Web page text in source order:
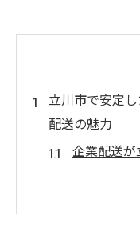
立川市で安定
配送の魅力
企業配送が
軽貨物を